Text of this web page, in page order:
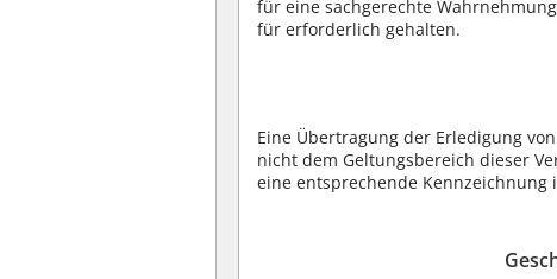
für eine sachgerechte
für erforderlich gehalten.
Eine Übertragung der Erledigung
nicht dem Geltungsbereich dieser
eine entsprechende Kennzeichnung